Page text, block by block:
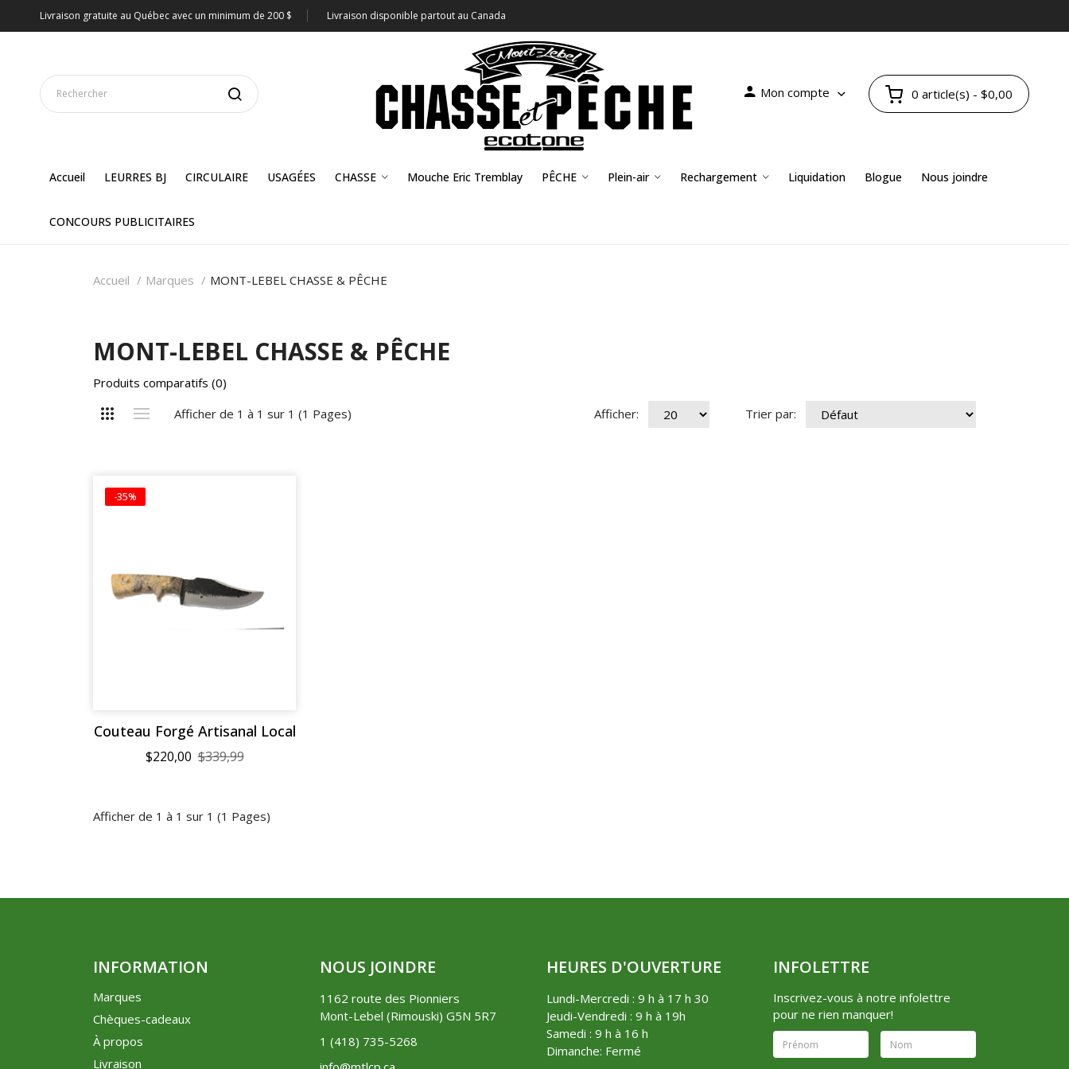
Livraison gratuite au Québec avec un minimum de 200 $ Livraison disponible partout au Canada
Mon compte 0 article(s) - $0,00
Accueil LEURRES BJ CIRCULAIRE USAGÉES CHASSE Mouche Eric Tremblay PÊCHE Plein-air Rechargement Liquidation Blogue Nous joindre
CONCOURS PUBLICITAIRES
Accueil Marques MONT-LEBEL CHASSE & PÊCHE
MONT-LEBEL CHASSE & PÊCHE
Produits comparatifs (0)
Afficher de 1 à 1 sur 1 (1 Pages)
Trier par:
Afficher:
-35%
Couteau Forgé Artisanal Local
$220,00 $339,99
Afficher de 1 à 1 sur 1 (1 Pages)
INFORMATION
Marques
Chèques-cadeaux
À propos
Livraison
NOUS JOINDRE
1162 route des Pionniers
Mont-Lebel (Rimouski) G5N 5R7
1 (418) 735-5268
HEURES D'OUVERTURE
Lundi-Mercredi : 9 h à 17 h 30
Jeudi-Vendredi : 9 h à 19h
Samedi : 9 h à 16 h
Dimanche: Fermé
INFOLETTRE
Inscrivez-vous à notre infolettre
pour ne rien manquer!